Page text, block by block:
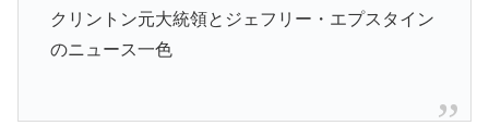
クリントン元大統領とジェフリー・エプスタイン
のニュース一色